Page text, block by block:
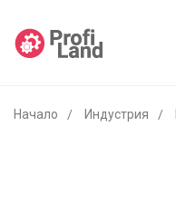
Начало Индустрия